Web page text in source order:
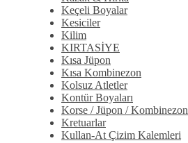
Keçeli Boyalar
Kesiciler
Kilim
KIRTASİYE
Kısa Jüpon
Kısa Kombinezon
Kolsuz Atletler
Kontür Boyaları
Korse / Jüpon / Kombinezon
Kretuarlar
Kullan-At Çizim Kalemleri